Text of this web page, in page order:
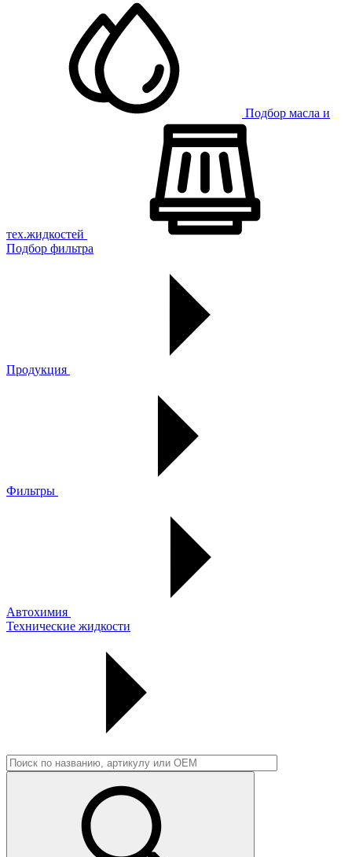
Подбор масла и
тех.жидкостей
Подбор фильтра
Продукция
Фильтры
Автохимия
Технические жидкости